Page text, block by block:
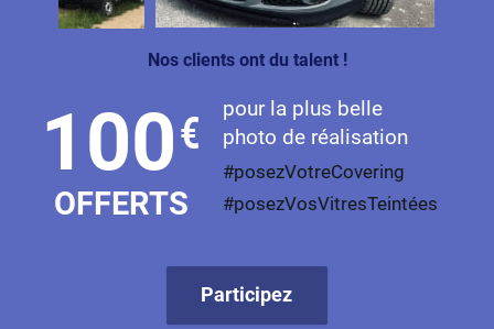
Maserati
Maybach
Mazda
Nos clients ont du talent !
100€
OFFERTS
pour la plus belle
photo de réalisation
#posezVotreCovering
#posezVosVitresTeintées
Participez